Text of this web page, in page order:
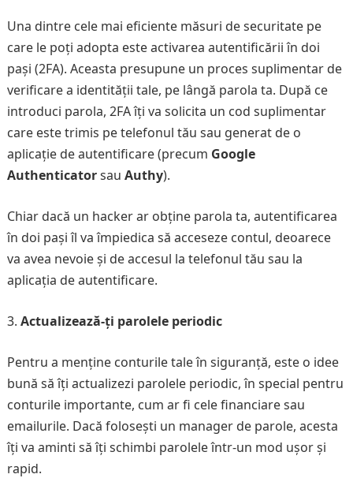
Una dintre cele mai eficiente măsuri de securitate pe
care le poți adopta este activarea autentificării în doi
pași (2FA). Aceasta presupune un proces suplimentar de
verificare a identității tale, pe lângă parola ta. După ce
introduci parola, 2FA îți va solicita un cod suplimentar
care este trimis pe telefonul tău sau generat de o
aplicație de autentificare (precum Google
Authenticatorsau Authy).
Chiar dacă un hacker ar obține parola ta, autentificarea
în doi pași îl va împiedica să acceseze contul, deoarece
va avea nevoie și de accesul la telefonul tău sau la
aplicația de autentificare.
Actualizează-ți parolele periodic
Pentru a menține conturile tale în siguranță, este o idee
bună să îți actualizezi parolele periodic, în special pentru
conturile importante, cum ar fi cele financiare sau
emailurile. Dacă folosești un manager de parole, acesta
îți va aminti să îți schimbi parolele într-un mod ușor și
rapid.